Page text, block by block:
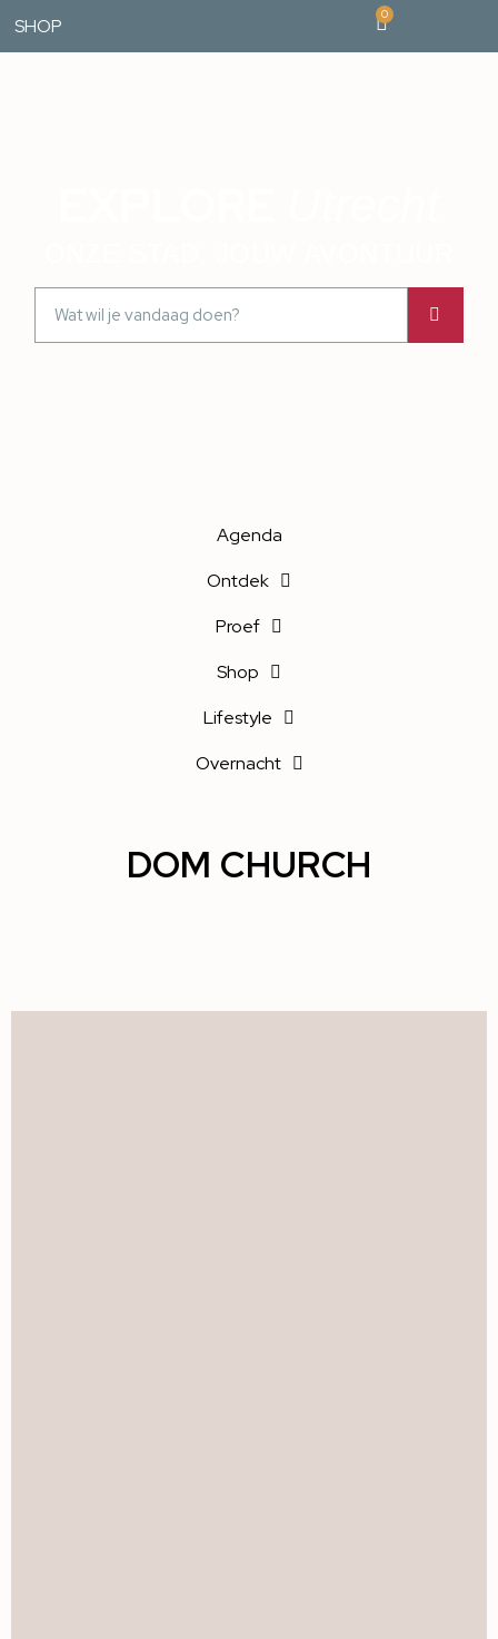
SHOP
0
Agenda
Ontdek
Proef
Shop
Lifestyle
Overnacht
DOM CHURCH